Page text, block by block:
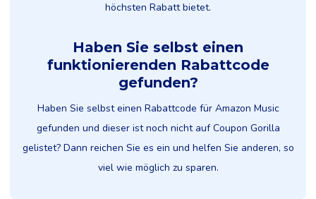
höchsten Rabatt bietet.
Haben Sie selbst einen
funktionierenden Rabattcode
gefunden?
Haben Sie selbst einen Rabattcode für Amazon Music
gefunden und dieser ist noch nicht auf Coupon Gorilla
gelistet? Dann reichen Sie es ein und helfen Sie anderen, so
viel wie möglich zu sparen.